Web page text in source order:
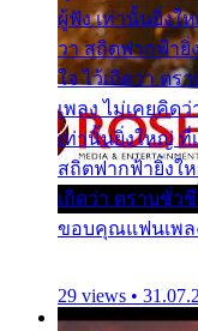
ผู้ฟัง เท่านั้นยิ่งใ
วา สถิตฟากฟ้ายิ่
ใจ ไว้เถิดว่า ต
เพลง ไม่เคยคิด
เท่านั้นยิ่งใหญ่ ที่
สถิตฟากฟ้ายิ่งใ
เถิดว่า ตราบชั่ว
ขอบคุณแฟนเพลง
29 views •